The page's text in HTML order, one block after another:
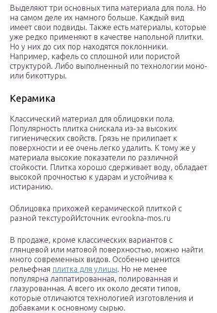
Выделяют три основных типа материала для пола. Но
на самом деле их намного больше. Каждый вид
имеет свои подвиды. Также есть материалы, которые
уже редко применяют в качестве напольной плитки.
Но у них до сих пор находятся поклонники.
Например, кафель со сплошной или пористой
структурой. Либо выполненный по технологии моно-
или бикоттуры.
Керамика
Классический материал для облицовки пола.
Популярность плитка снискала из-за высоких
гигиенических свойств. Грязь не прилипает к
поверхности и ее очень легко удалить. К тому же у
материала высокие показатели по различной
стойкости. Плитка хорошо сдерживает воду, обладает
высокой прочностью к ударам и устойчива к
истиранию.
Облицовка прихожей керамической плиткой с
разной текстуройИсточник evrookna-mos.ru
В продаже, кроме классических вариантов с
глянцевой или матовой поверхностью, можно найти
много современных видов. Особенно ценится
рельефная плитка для улицы. Но не менее
популярна лаппатированная, полированная и
глазурованная. А всего их около десяти типов,
которые отличаются технологией изготовления и
добавками к основному сырью.